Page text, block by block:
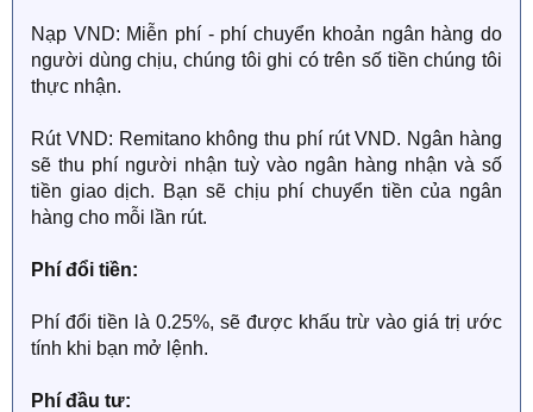
Nạp VND: Miễn phí - phí chuyển khoản ngân hàng do
người dùng chịu, chúng tôi ghi có trên số tiền chúng tôi
thực nhận.
Rút VND: Remitano không thu phí rút VND. Ngân hàng
sẽ thu phí người nhận tuỳ vào ngân hàng nhận và số
tiền giao dịch. Bạn sẽ chịu phí chuyển tiền của ngân
hàng cho mỗi lần rút.
Phí đổi tiền:
Phí đổi tiền là 0.25%, sẽ được khấu trừ vào giá trị ước
tính khi bạn mở lệnh.
Phí đầu tư: